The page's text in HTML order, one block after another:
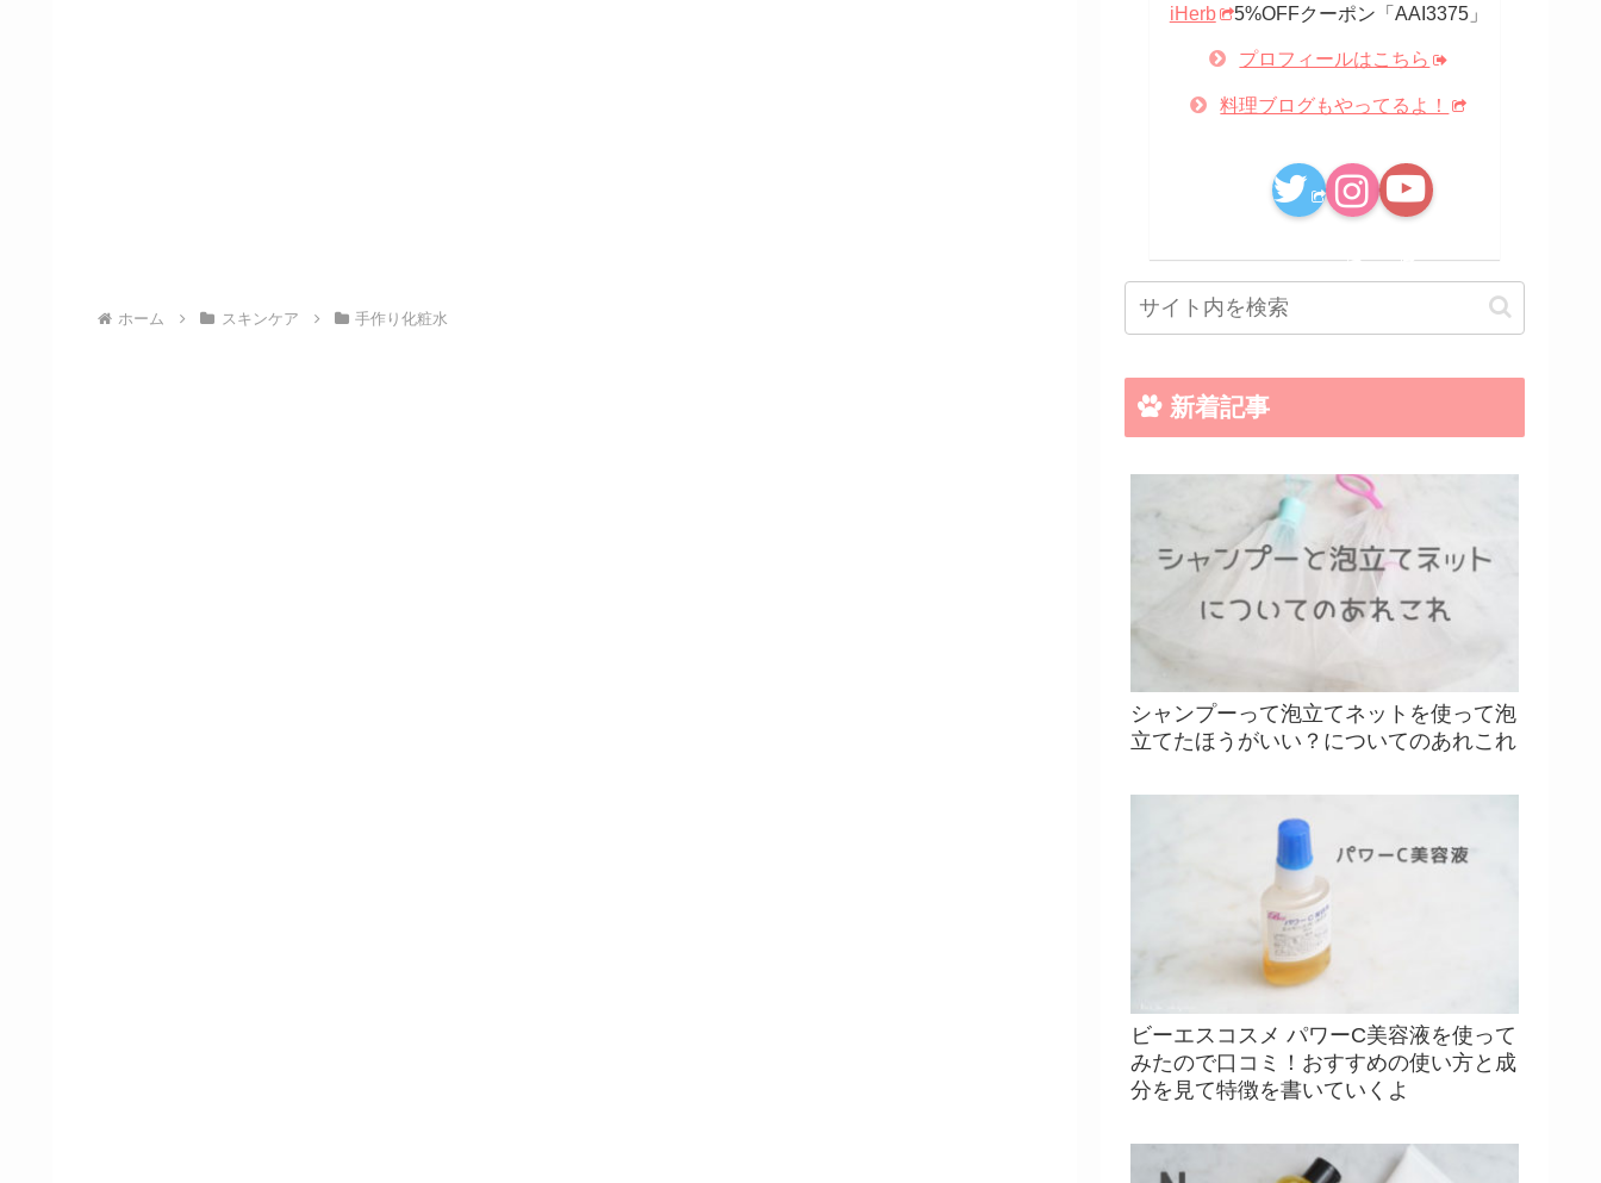
ホーム スキンケア 手作り化粧水
iHerb
5%OFFクーポン「AAI3375」
プロフィールはこちら
料理ブログもやってるよ！
新着記事
シャンプーって泡立てネットを使って泡
立てたほうがいい？についてのあれこれ
ビーエスコスメ パワーC美容液を使って
みたので口コミ！おすすめの使い方と成
分を見て特徴を書いていくよ